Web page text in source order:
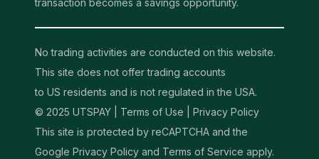
No trading activities are conducted on this website.
This site does not offer trading accounts
to US residents and is not regulated in the USA.
© 2025 UTSPAY | Terms of Use
Privacy Policy
This site is protected by reCAPTCHA and the
Google Privacy Policy and Terms of Service apply.